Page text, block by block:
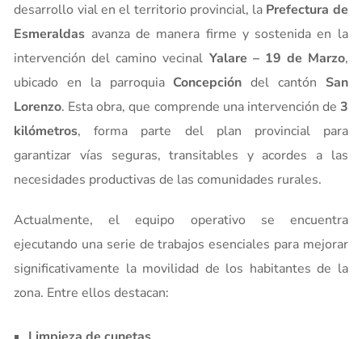
desarrollo vial en el territorio provincial, la Prefectura de
Esmeraldas avanza de manera firme y sostenida en la
intervención del camino vecinal Yalare – 19 de Marzo,
ubicado en la parroquia Concepción del cantón San
Lorenzo. Esta obra, que comprende una intervención de 3
kilómetros, forma parte del plan provincial para
garantizar vías seguras, transitables y acordes a las
necesidades productivas de las comunidades rurales.
Actualmente, el equipo operativo se encuentra
ejecutando una serie de trabajos esenciales para mejorar
significativamente la movilidad de los habitantes de la
zona. Entre ellos destacan: